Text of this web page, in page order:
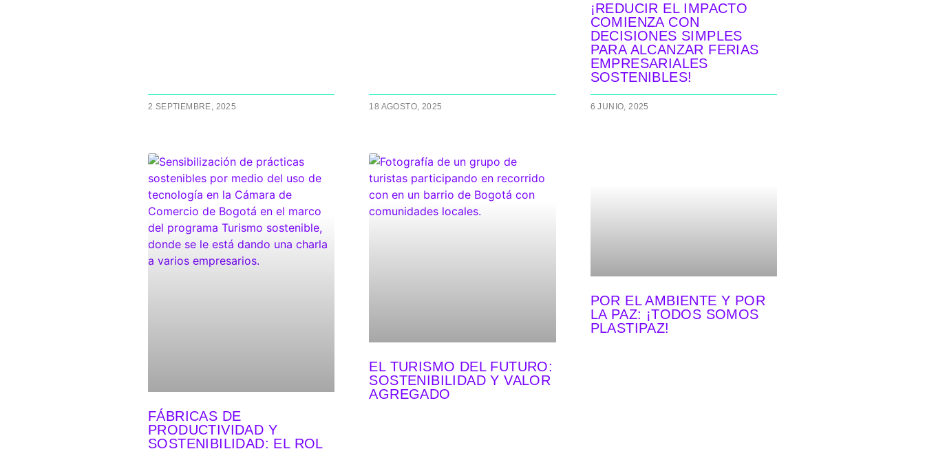
2 SEPTIEMBRE, 2025 18 AGOSTO, 2025
¡REDUCIR EL IMPACTO
COMIENZA CON
DECISIONES SIMPLES
PARA ALCANZAR FERIAS
EMPRESARIALES
SOSTENIBLES!
6 JUNIO, 2025
FÁBRICAS DE
PRODUCTIVIDAD Y
SOSTENIBILIDAD: EL ROL
EL TURISMO DEL FUTURO:
SOSTENIBILIDAD Y VALOR
AGREGADO
POR EL AMBIENTE Y POR
LA PAZ: ¡TODOS SOMOS
PLASTIPAZ!